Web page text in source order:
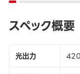
スペック概要
光出力